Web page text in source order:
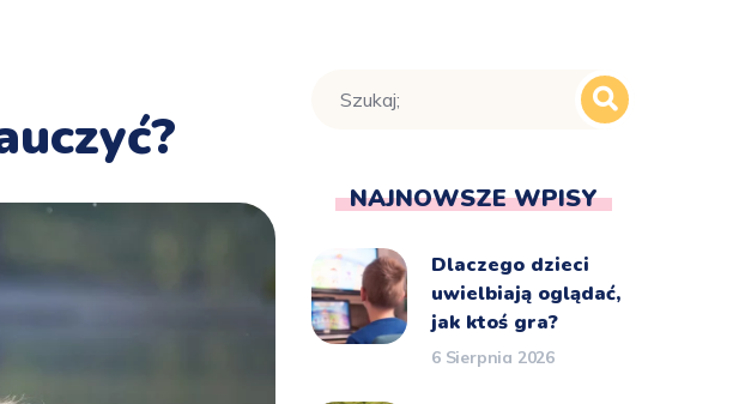
NAJNOWSZE WPISY
Dlaczego dzieci
uwielbiają oglądać,
jak ktoś gra?
6 Sierpnia 2026